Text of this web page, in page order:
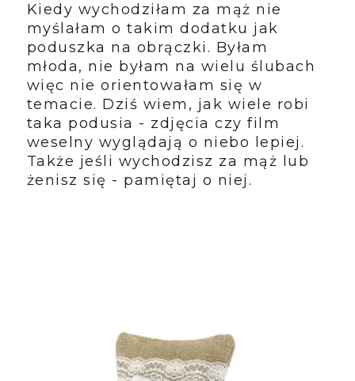
Kiedy wychodziłam za mąż nie
myślałam o takim dodatku jak
poduszka na obrączki. Byłam
młoda, nie byłam na wielu ślubach
więc nie orientowałam się w
temacie. Dziś wiem, jak wiele robi
taka podusia - zdjęcia czy film
weselny wyglądają o niebo lepiej.
Także jeśli wychodzisz za mąż lub
żenisz się - pamiętaj o niej.